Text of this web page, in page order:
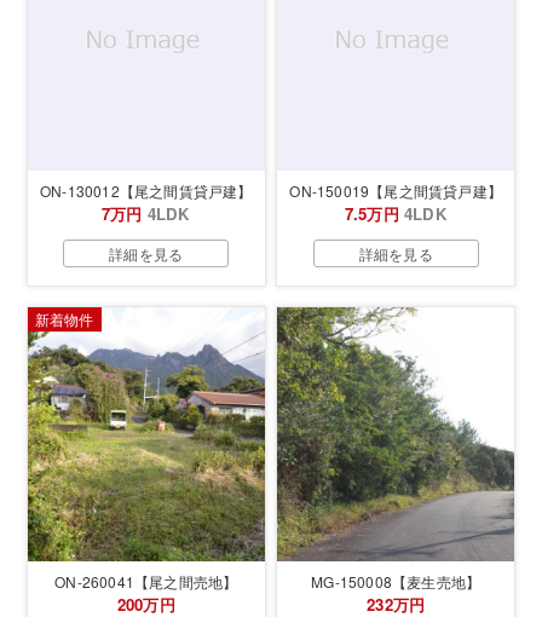
ON-130012【尾之間賃貸戸建】
7万円 4LDK
詳細を見る
ON-150019【尾之間賃貸戸建】
7.5万円 4LDK
詳細を見る
ON-260041【尾之間売地】
新着物件
200万円
MG-150008【麦生売地】
232万円